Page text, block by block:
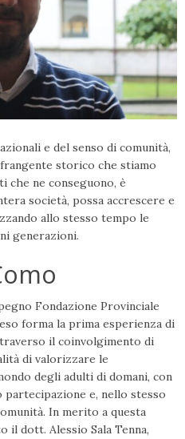
e del senso di comunità,
storico che stiamo
che ne conseguono, è
società, possa accrescere e
allo stesso tempo le
generazioni.
Fondazione Provinciale
forma la prima esperienza di
il coinvolgimento di
di valorizzare le
degli adulti di domani, con
e, nello stesso
In merito a questa
il dott. Alessio Sala Tenna,